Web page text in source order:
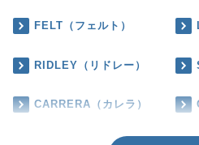
FELT（フェルト）
RIDLEY（リドレー）
CARRERA（カレラ）